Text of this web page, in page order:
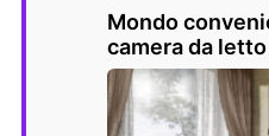
Mondo
camera da